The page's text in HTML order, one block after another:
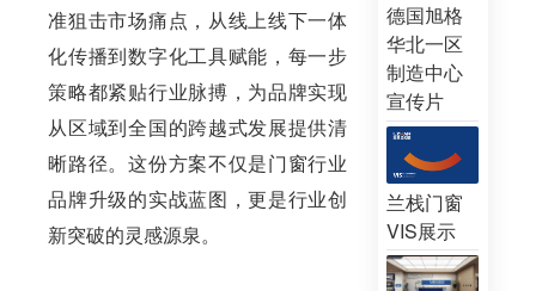
准狙击市场痛点，从线上线下一体
化传播到数字化工具赋能，每一步
策略都紧贴行业脉搏，为品牌实现
从区域到全国的跨越式发展提供清
晰路径。这份方案不仅是门窗行业
品牌升级的实战蓝图，更是行业创
新突破的灵感源泉。
德国旭格
华北一区
制造中心
宣传片
兰栈门窗
VIS展示